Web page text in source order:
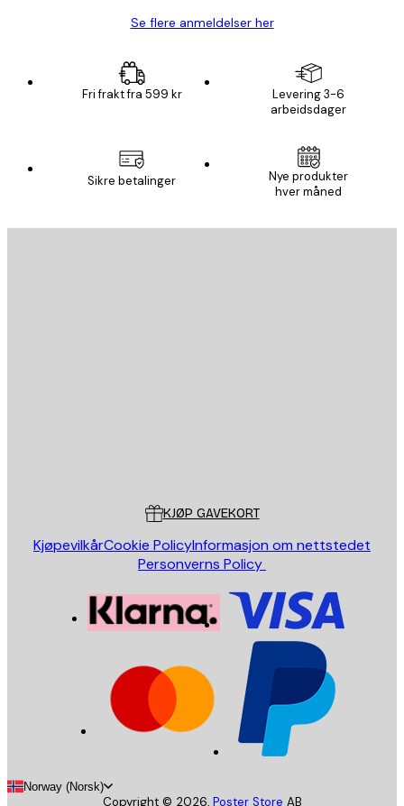
Se flere anmeldelser her
Fri frakt fra 599 kr
Levering 3-6
arbeidsdager
Sikre betalinger
Nye produkter
hver måned
KJØP GAVEKORT
KjøpevilkårCookie PolicyInformasjon om nettstedet
Personverns Policy
Norway (Norsk)
Copyright © 2026, Poster Store AB